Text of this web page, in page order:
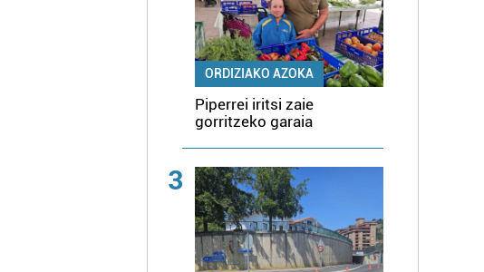
ORDIZIAKO AZOKA
Piperrei iritsi zaie
gorritzeko garaia
3